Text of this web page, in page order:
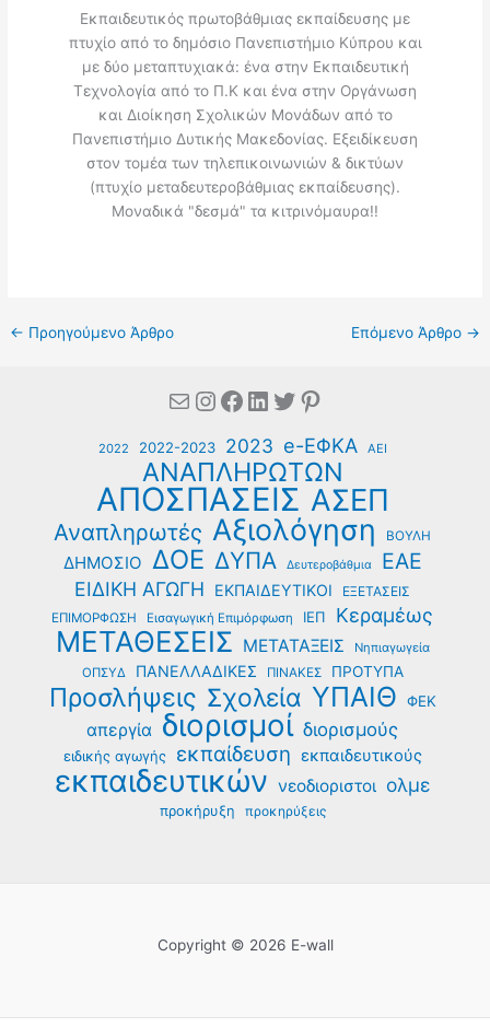
Εκπαιδευτικός πρωτοβάθμιας εκπαίδευσης με
πτυχίο από το δημόσιο Πανεπιστήμιο Κύπρου και
με δύο μεταπτυχιακά: ένα στην Εκπαιδευτική
Τεχνολογία από το Π.Κ και ένα στην Οργάνωση
και Διοίκηση Σχολικών Μονάδων από το
Πανεπιστήμιο Δυτικής Μακεδονίας. Εξειδίκευση
στον τομέα των τηλεπικοινωνιών & δικτύων
(πτυχίο μεταδευτεροβάθμιας εκπαίδευσης).
Μοναδικά "δεσμά" τα κιτρινόμαυρα!!
← Προηγούμενο Άρθρο Επόμενο Άρθρο →
MailInstagram
Facebook
Linkedin
Twitter
Pinterest
2022 2022-2023 2023 e-ΕΦΚΑ ΑΕΙ
ΑΝΑΠΛΗΡΩΤΩΝ
ΑΠΟΣΠΑΣΕΙΣ ΑΣΕΠ
Αναπληρωτές Αξιολόγηση ΒΟΥΛΗ
ΔΗΜΟΣΙΟ ΔΟΕ ΔΥΠΑ Δευτεροβάθμια ΕΑΕ
ΕΙΔΙΚΗ ΑΓΩΓΗ ΕΚΠΑΙΔΕΥΤΙΚΟΙ ΕΞΕΤΑΣΕΙΣ
ΕΠΙΜΟΡΦΩΣΗ Εισαγωγική Επιμόρφωση ΙΕΠ Κεραμέως
ΜΕΤΑΘΕΣΕΙΣ ΜΕΤΑΤΑΞΕΙΣ
Νηπιαγωγεία
ΟΠΣΥΔ
ΠΑΝΕΛΛΑΔΙΚΕΣ ΠΙΝΑΚΕΣ ΠΡΟΤΥΠΑ
Προσλήψεις Σχολεία ΥΠΑΙΘ ΦΕΚ
απεργία διορισμοί διορισμούς
ειδικής αγωγής εκπαίδευση εκπαιδευτικούς
εκπαιδευτικών νεοδιοριστοι ολμε
προκήρυξη προκηρύξεις
Copyright © 2026 E-wall